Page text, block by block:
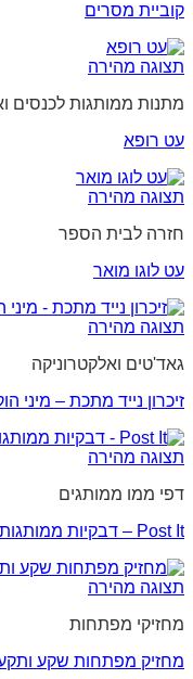
קוביית מסרים
תצוגה מהירה
מתנות ממותגות לכנסים
עט רופא
תצוגה מהירה
חזרה לבית הספר
עט לוגו מואר
תצוגה מהירה
גאד'טים ואלקטרוניקה
זיכרון נייד מתכת – מיני
תצוגה מהירה
דפי ממו ממותגים
Post It – דבקיות ממותגות
תצוגה מהירה
מחזיקי מפתחות
מחזיק מפתחות שקע